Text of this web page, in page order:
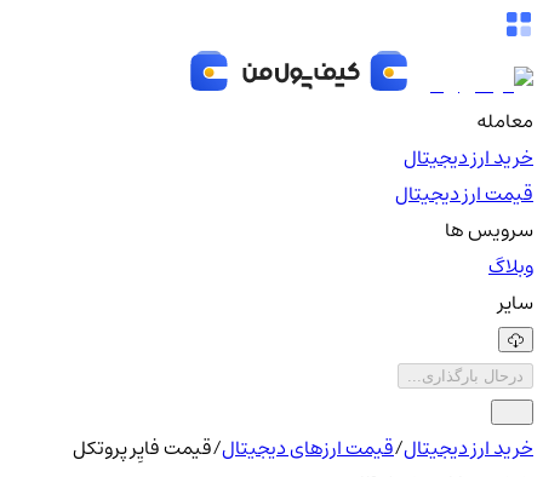
معامله
خرید ارز دیجیتال
قیمت ارز دیجیتال
سرویس ها
وبلاگ
سایر
درحال بارگذاری...
خرید ارز دیجیتال/قیمت ارزهای دیجیتال/قیمت فایِر پروتکل